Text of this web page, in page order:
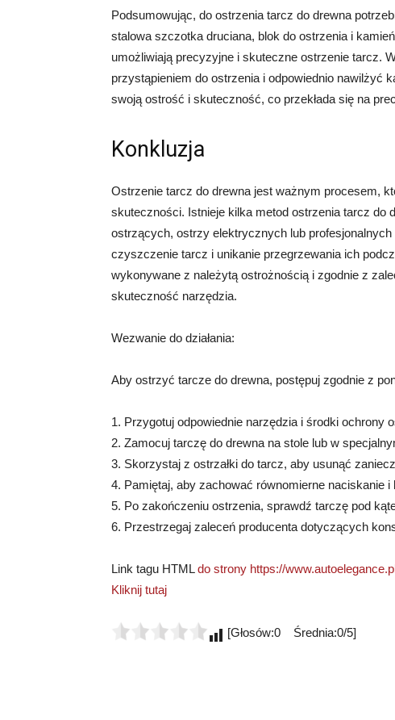
Podsumowując, do ostrzenia tarcz do drewna
stalowa szczotka druciana, blok do ostrzenia i
umożliwiają precyzyjne i skuteczne ostrzenie tarcz.
przystąpieniem do ostrzenia i odpowiednio nawilżyć
swoją ostrość i skuteczność, co przekłada się na
Konkluzja
Ostrzenie tarcz do drewna jest ważnym procesem,
skuteczności. Istnieje kilka metod ostrzenia tarcz do
ostrzących, ostrzy elektrycznych lub profesjonalnych
czyszczenie tarcz i unikanie przegrzewania ich
wykonywane z należytą ostrożnością i zgodnie z
skuteczność narzędzia.
Wezwanie do działania:
Aby ostrzyć tarcze do drewna, postępuj zgodnie z
1. Przygotuj odpowiednie narzędzia i środki ochrony
2. Zamocuj tarczę do drewna na stole lub w
3. Skorzystaj z ostrzałki do tarcz, aby usunąć
4. Pamiętaj, aby zachować równomierne naciskanie
5. Po zakończeniu ostrzenia, sprawdź tarczę pod
6. Przestrzegaj zaleceń producenta dotyczących
Link tagu HTMLdo strony https://
Kliknij tutaj
[Głosów:0 Średnia:0/5]